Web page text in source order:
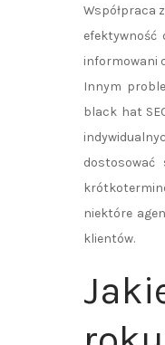
Współpraca
efektywność
informowani
Innym
black hat
dostosować
niektóre
klientów.